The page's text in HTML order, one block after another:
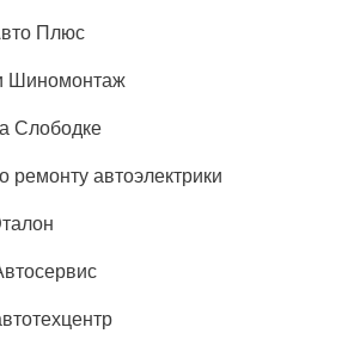
Плюс
Шиномонтаж
Слободке
ремонту автоэлектрики